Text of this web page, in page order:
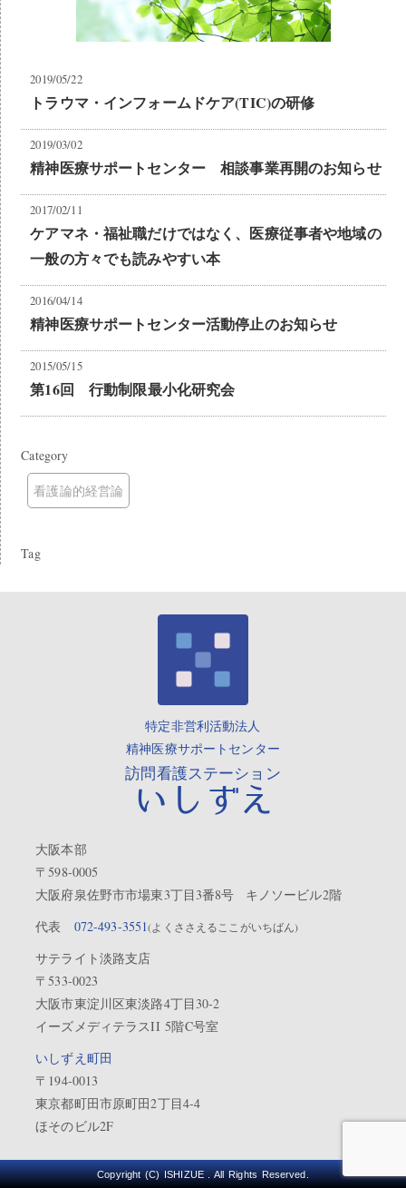
2019/05/22
トラウマ・インフォームドケア(TIC)の研修
2019/03/02
精神医療サポートセンター 相談事業再開のお知らせ
2017/02/11
ケアマネ・福祉職だけではなく、医療従事者や地域の
一般の方々でも読みやすい本
2016/04/14
精神医療サポートセンター活動停止のお知らせ
2015/05/15
第16回 行動制限最小化研究会
Category
看護論的経営論
Tag
特定非営利活動法人
精神医療サポートセンター
訪問看護ステーション
いしずえ
大阪本部
〒598-0005
大阪府泉佐野市市場東3丁目3番8号 キノソービル2階
代表 072-493-3551(よくささえるここがいちばん)
サテライト淡路支店
〒533-0023
大阪市東淀川区東淡路4丁目30-2
イーズメディテラスII 5階C号室
いしずえ町田
〒194-0013
東京都町田市原町田2丁目4-4
ほそのビル2F
Copyright (C) ISHIZUE . All Rights Reserved.